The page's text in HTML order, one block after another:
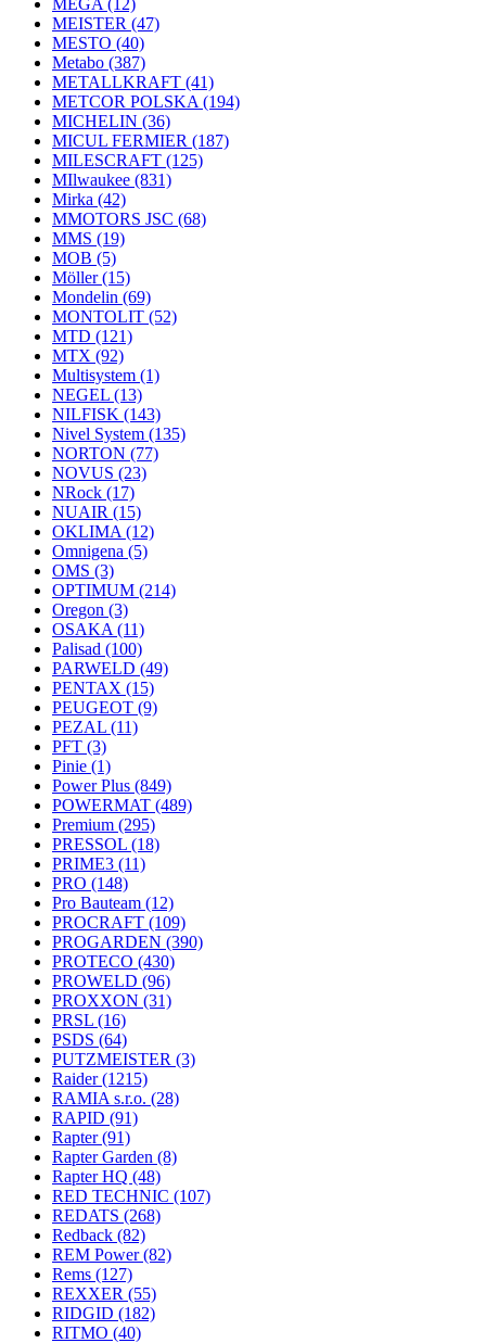
MEGA (12)
MEISTER (47)
MESTO (40)
Metabo (387)
METALLKRAFT (41)
METCOR POLSKA (194)
MICHELIN (36)
MICUL FERMIER (187)
MILESCRAFT (125)
MIlwaukee (831)
Mirka (42)
MMOTORS JSC (68)
MMS (19)
MOB (5)
Möller(15)
Mondelin (69)
MONTOLIT (52)
MTD (121)
MTX (92)
Multisystem (1)
NEGEL (13)
NILFISK (143)
Nivel System (135)
NORTON (77)
NOVUS (23)
NRock (17)
NUAIR (15)
OKLIMA (12)
Omnigena (5)
OMS (3)
OPTIMUM (214)
Oregon (3)
OSAKA (11)
Palisad (100)
PARWELD (49)
PENTAX (15)
PEUGEOT (9)
PEZAL (11)
PFT (3)
Pinie (1)
Power Plus (849)
POWERMAT (489)
Premium (295)
PRESSOL (18)
PRIME3 (11)
PRO (148)
Pro Bauteam (12)
PROCRAFT (109)
PROGARDEN (390)
PROTECO (430)
PROWELD (96)
PROXXON (31)
PRSL (16)
PSDS (64)
PUTZMEISTER (3)
Raider(1215)
RAMIA s.r.o. (28)
RAPID (91)
Rapter(91)
Rapter Garden (8)
Rapter HQ (48)
RED TECHNIC (107)
REDATS (268)
Redback (82)
REM Power(82)
Rems (127)
REXXER (55)
RIDGID (182)
RITMO (40)